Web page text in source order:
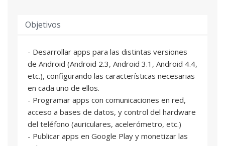
Objetivos
- Desarrollar apps para las distintas versiones
de Android (Android 2.3, Android 3.1, Android 4.4,
etc.), configurando las características necesarias
en cada uno de ellos.
- Programar apps con comunicaciones en red,
acceso a bases de datos, y control del hardware
del teléfono (auriculares, acelerómetro, etc.)
- Publicar apps en Google Play y monetizar las